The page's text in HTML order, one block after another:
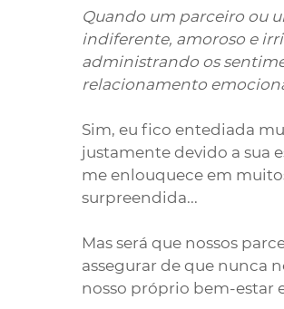
Quando um parceiro ou
indiferente, amoroso e
administrando os
relacionamento
Sim, eu fico entediada
justamente devido a sua
me enlouquece em
surpreendida...
Mas será que nossos
assegurar de que nunca
nosso próprio bem-estar